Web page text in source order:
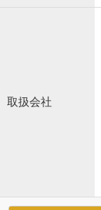
取扱会社